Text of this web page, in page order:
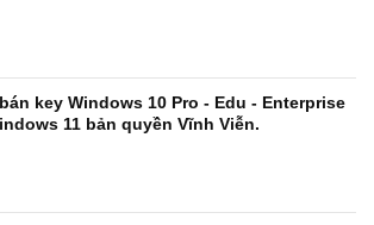
key Windows 10 Pro - Edu - Enterprise
11 bản quyền Vĩnh Viễn.